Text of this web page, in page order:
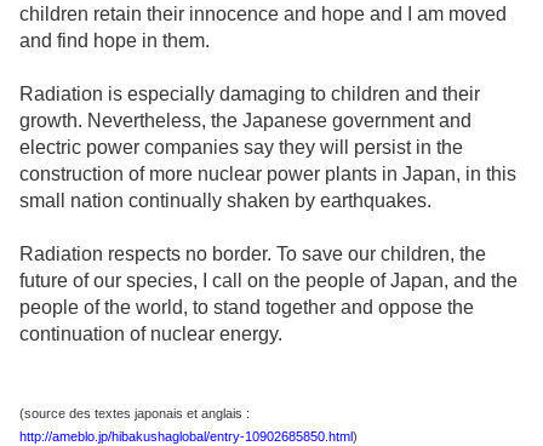
children retain their innocence and hope and I am moved
and find hope in them.
Radiation is especially damaging to children and their
growth. Nevertheless, the Japanese government and
electric power companies say they will persist in the
construction of more nuclear power plants in Japan, in this
small nation continually shaken by earthquakes.
Radiation respects no border. To save our children, the
future of our species, I call on the people of Japan, and the
people of the world, to stand together and oppose the
continuation of nuclear energy.
(source des textes japonais et anglais :
http://ameblo.jp/hibakushaglobal/entry-10902685850.html)